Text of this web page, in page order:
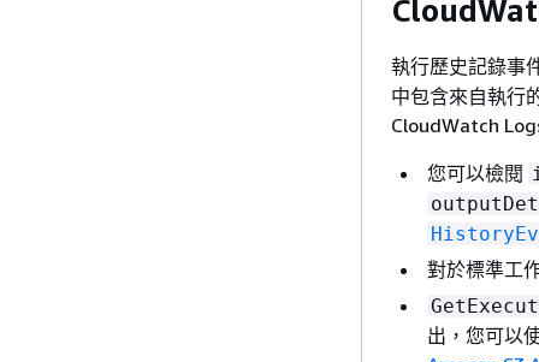
執行歷史記錄事
中包含來自執行
CloudWatch
您可以檢閱
對於標準工
出，您可以